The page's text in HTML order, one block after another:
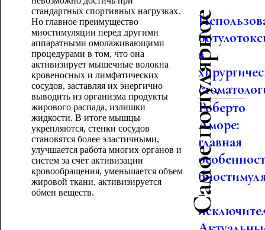
стандартных спортивных нагрузках.
Но главное преимущество
миостимуляции перед другими
аппаратными омолаживающими
процедурами в том, что она
активизирует мышечные волокна
кровеносных и лимфатических
сосудов, заставляя их энергично
выводить из организма продукты
жирового распада, излишки
жидкости. В итоге мышцы
укрепляются, стенки сосудов
становятся более эластичными,
улучшается работа многих органов и
систем за счет активизации
кровообращения, уменьшается объем
жировой ткани, активизируется
обмен веществ.
Самое популярное
в
Роберто
Аморе:
главная
–